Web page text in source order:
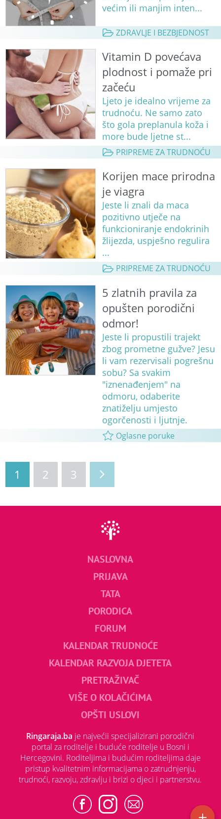
većim ili manjim inten...
ZDRAVLJE I BEZBJEDNOST
Vitamin D povećava
plodnost i pomaže pri
začeću
Ljeto je idealno vrijeme za
trudnoću. Ne samo zato
što gola preplanula koža i
more bude ljetne st...
PRIPREME ZA TRUDNOĆU
Korijen mace prirodna
je viagra
Jeste li znali da maca
pozitivno utječe na
funkcioniranje endokrinih
žlijezda, uspješno regulira
...
PRIPREME ZA TRUDNOĆU
5 zlatnih pravila za
opušten porodični
odmor!
Jeste li propustili trajekt
zbog prometne gužve? Jesu
li vam rezervisali pogrešnu
sobu? Sa svakim
"iznenađenjem" na
odmoru, odaberite
znatiželju umjesto
ogorčenosti i ljutnje.
Oglasne poruke
1 2 3
NASLOVNA
PRIJAVA
TATA
PORODICA
FORUM
KALENDAR TRUDNOĆE
KALENDAR RAZVOJA DJETETA
PRETRAŽIVAČ
VIŠE O KOLAČIĆIMA
OPŠTI USLOVI
Ringaraja.ba je najvećii specijalizirani porodični
portal za roditelje i buduće roditelje u Bosni i
Hercegovini. Roditeljima i budućim roditeljima daje
pristup kvalitetnim informacijama o zatrudnjenju,
trudnoći, razvoju, zdravlju i brizi o djeci i partnerstvu.